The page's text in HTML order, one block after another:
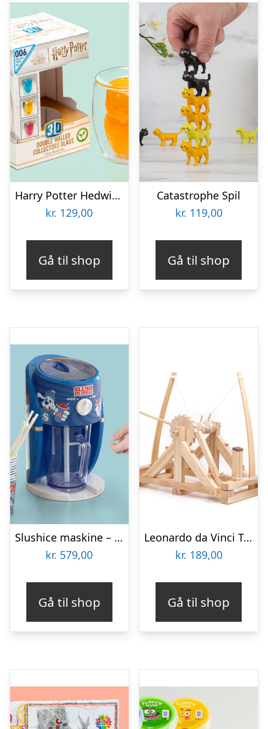
Harry Potter Hedwig 3D Krus
kr. 129,00
Gå til shop
Catastrophe Spil
kr. 119,00
Gå til shop
Slushice maskine – Slush Puppie
kr. 579,00
Gå til shop
Leonardo da Vinci Træmodeller
kr. 189,00
Gå til shop